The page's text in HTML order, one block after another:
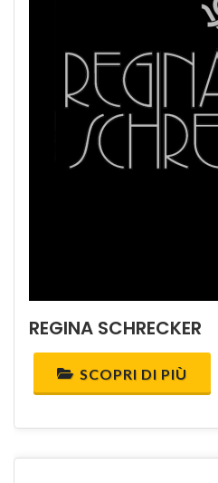
REGINA SCHRECKER
SCOPRI DI PIÙ